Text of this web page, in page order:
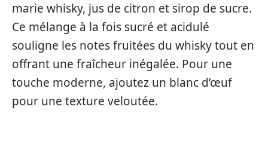
marie whisky, jus de citron et sirop de sucre.
Ce mélange à la fois sucré et acidulé
souligne les notes fruitées du whisky tout en
offrant une fraîcheur inégalée. Pour une
touche moderne, ajoutez un blanc d’œuf
pour une texture veloutée.